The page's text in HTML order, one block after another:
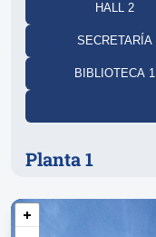
HALL 2
SECRETARÍA
BIBLIOTECA 1
Planta 1
PASILLO